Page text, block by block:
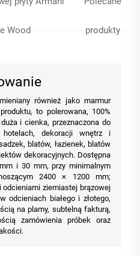
Wood produkty
również jako marmur
to polerowana, 100%
i cienka, przeznaczona do
dekoracji wnętrz i
blatów, łazienek, blatów
dekoracyjnych. Dostępna
i 30 mm, przy minimalnym
2400 × 1200 mm;
odcieniami ziemiastej brązowej
odcieniach białego i złotego,
na plamy, subtelną fakturą,
zamówienia próbek oraz